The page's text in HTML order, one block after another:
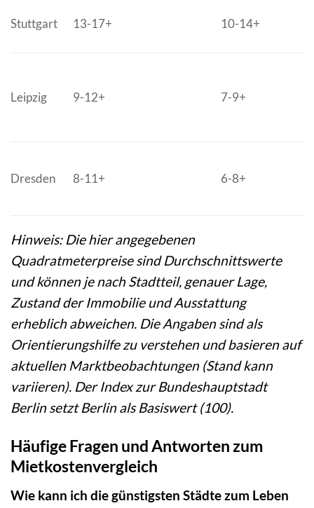
Stuttgart 13-17+ 10-14+
Leipzig 9-12+ 7-9+
Dresden 8-11+ 6-8+
Hinweis: Die hier angegebenen
Quadratmeterpreise sind Durchschnittswerte
und können je nach Stadtteil, genauer Lage,
Zustand der Immobilie und Ausstattung
erheblich abweichen. Die Angaben sind als
Orientierungshilfe zu verstehen und basieren auf
aktuellen Marktbeobachtungen (Stand kann
variieren). Der Index zur Bundeshauptstadt
Berlin setzt Berlin als Basiswert (100).
Häufige Fragen und Antworten zum
Mietkostenvergleich
Wie kann ich die günstigsten Städte zum Leben